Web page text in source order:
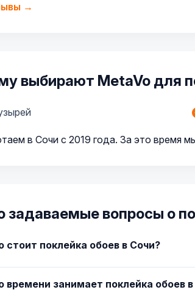
→
выбирают MetaVo для
в Сочи с 2019 года. За это время
задаваемые вопросы о
стоит поклейка обоев в Сочи?
времени занимает поклейка обоев